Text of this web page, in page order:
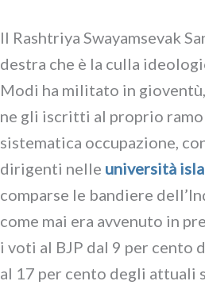
Il Rashtriya Swayamsevak
destra che è la cul­la
Modi ha mili­ta­to in
ne gli iscrit­ti al pro­prio ramo
siste­ma­ti­ca occu­pa­zio­ne,
diri­gen­ti nel­le uni­ver­si­tà
com­par­se le ban­die­re
come mai era avve­nu­to in
i voti al BJP dal 9 per cen­to
al 17 per cen­to degli attua­li